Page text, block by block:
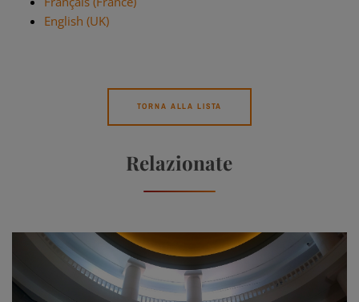
English (UK)
TORNA ALLA LISTA
Relazionate